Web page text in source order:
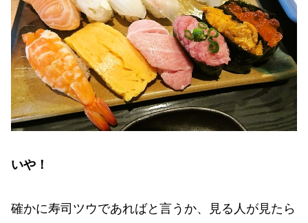
いや！
確かに寿司ツウであればと言うか、見る人が見たら